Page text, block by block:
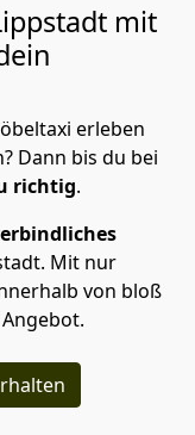
mit
erleben
Dann bis du bei
richtig.
Mit nur
von bloß